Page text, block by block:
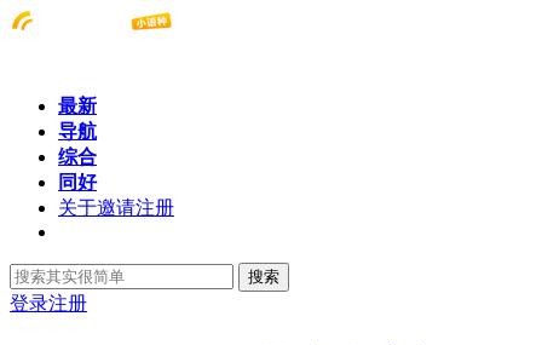
最新
导航
综合
同好
关于邀请注册
搜索
登录注册